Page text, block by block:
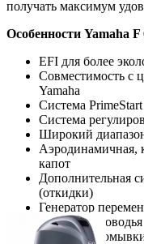
получать максимум
Особенности Yamaha
EFI для более
Совместимость с
Yamaha
Система
Система
Широкий
Аэродинамичная,
капот
Дополнительная
(откидки)
Генератор
Режим мелководья
Система